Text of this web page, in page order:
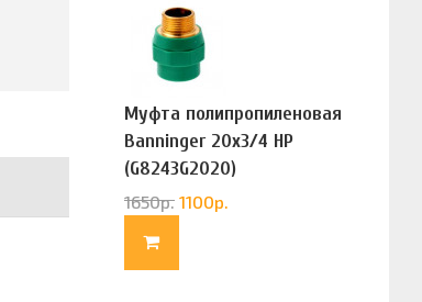
Муфта полипропиленовая
Banninger 20х3/4 НР
(G8243G2020)
1650р. 1100р.